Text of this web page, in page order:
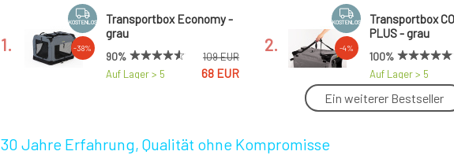
1.
KOSTENLOS
-38%
Transportbox Economy -
grau
90%
Auf Lager > 5
109 EUR
68 EUR
2.
KOSTENLOS
-4%
Transportbox
PLUS - grau
100%
Auf Lager > 5
Stk.
4. -14%
100%
5.
Ein weiterer Bestseller
30 Jahre Erfahrung, Qualität ohne Kompromisse